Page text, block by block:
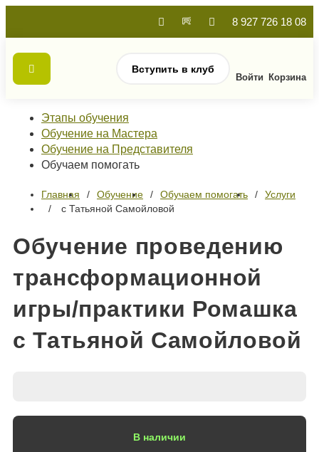
8 927 726 18 08
Вступить в клуб
Войти Корзина
Этапы обучения
Обучение на Мастера
Обучение на Представителя
Обучаем помогать
Главная Обучение Обучаем помогать
Услуги
с Татьяной Самойловой
Обучение проведению
трансформационной
игры/практики Ромашка
с Татьяной Самойловой
В наличии